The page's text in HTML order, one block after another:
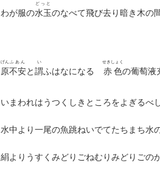
わが服の水玉
どっと
のなべて飛び去り暗き木の
原
げん
不安
ふあん
と謂
い
ふはなになる 赤色
せきしょく
の葡萄液
いまわれはうつくしきところをよぎるべ
水中より一尾の魚跳ねいでてたちまち水
絹よりうすくみどりごねむりみどりごの